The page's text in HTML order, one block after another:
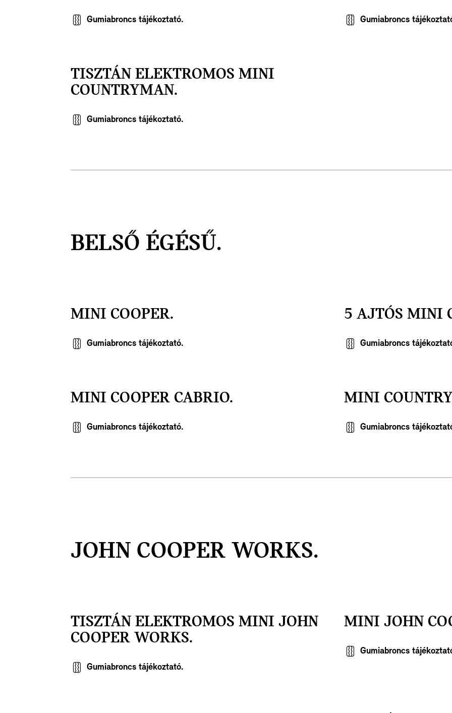
Gumiabroncs tájékoztató. Gumiabroncs
TISZTÁN ELEKTROMOS MINI
COUNTRYMAN.
Gumiabroncs tájékoztató.
BELSŐ ÉGÉSŰ.
MINI COOPER.
Gumiabroncs tájékoztató.
5 AJTÓS MINI
Gumiabroncs
MINI COOPER CABRIO.
Gumiabroncs tájékoztató.
MINI
Gumiabroncs
JOHN COOPER WORKS.
TISZTÁN ELEKTROMOS MINI JOHN
COOPER WORKS.
Gumiabroncs tájékoztató.
MINI JOHN
Gumiabroncs